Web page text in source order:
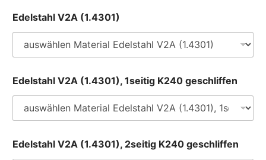
Edelstahl V2A (1.4301)
Edelstahl V2A (1.4301), 1seitig K240 geschliffen
Edelstahl V2A (1.4301), 2seitig K240 geschliffen